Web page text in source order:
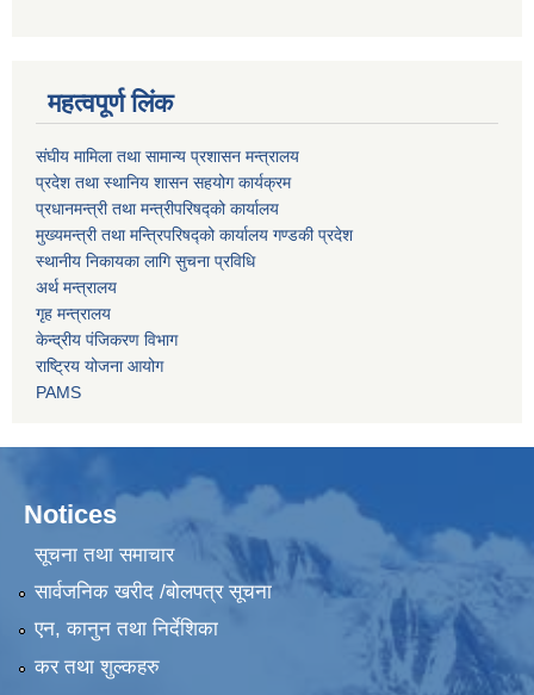
महत्वपूर्ण लिंक
संघीय मामिला तथा सामान्य प्रशासन मन्त्रालय
प्रदेश तथा स्थानिय शासन सहयोग कार्यक्रम
प्रधानमन्त्री तथा मन्त्रीपरिषद्को कार्यालय
मुख्यमन्त्री तथा मन्त्रिपरिषद्को कार्यालय गण्डकी प्रदेश
स्थानीय निकायका लागि सुचना प्रविधि
अर्थ मन्त्रालय
गृह मन्त्रालय
केन्द्रीय पंजिकरण विभाग
राष्ट्रिय योजना आयोग
PAMS
Notices
सूचना तथा समाचार
सार्वजनिक खरीद /बोलपत्र सूचना
एन, कानुन तथा निर्देशिका
कर तथा शुल्कहरु